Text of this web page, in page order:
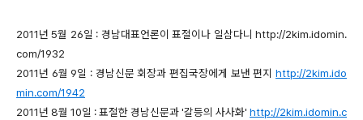
2011년 5월 26일 : 경남대표언론이 표절이나 일삼다니 http://2kim.idomin.
com/1932
2011년 6월 9일 : 경남신문 회장과 편집국장에게 보낸 편지 http://2kim.ido
min.com/1942
2011년 8월 10일 : 표절한 경남신문과 '갈등의 사사화' http://2kim.idomin.c